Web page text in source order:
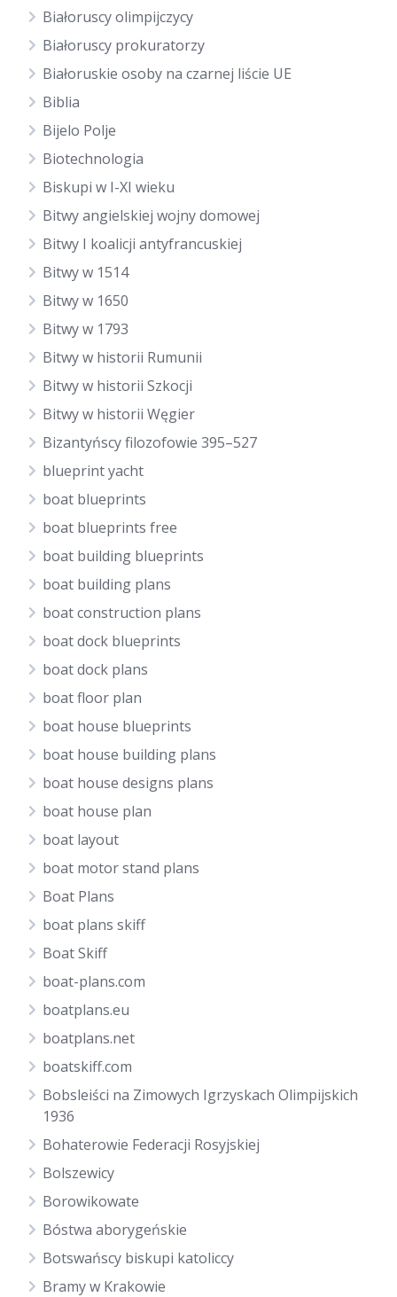
Białoruscy olimpijczycy
Białoruscy prokuratorzy
Białoruskie osoby na czarnej liście UE
Biblia
Bijelo Polje
Biotechnologia
Biskupi w I-XI wieku
Bitwy angielskiej wojny domowej
Bitwy I koalicji antyfrancuskiej
Bitwy w 1514
Bitwy w 1650
Bitwy w 1793
Bitwy w historii Rumunii
Bitwy w historii Szkocji
Bitwy w historii Węgier
Bizantyńscy filozofowie 395–527
blueprint yacht
boat blueprints
boat blueprints free
boat building blueprints
boat building plans
boat construction plans
boat dock blueprints
boat dock plans
boat floor plan
boat house blueprints
boat house building plans
boat house designs plans
boat house plan
boat layout
boat motor stand plans
Boat Plans
boat plans skiff
Boat Skiff
boat-plans.com
boatplans.eu
boatplans.net
boatskiff.com
Bobsleiści na Zimowych Igrzyskach Olimpijskich
1936
Bohaterowie Federacji Rosyjskiej
Bolszewicy
Borowikowate
Bóstwa aborygeńskie
Botswańscy biskupi katoliccy
Bramy w Krakowie